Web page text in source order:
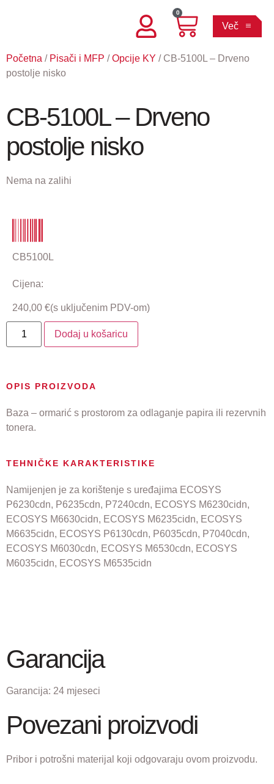
0
Več
Početna / Pisači i MFP /Opcije KY / CB-5100L – Drveno
postolje nisko
CB-5100L – Drveno
postolje nisko
Nema na zalihi
CB5100L
Cijena:
240,00 €(s uključenim PDV-om)
Dodaj u košaricu
OPIS PROIZVODA
Baza – ormarić s prostorom za odlaganje papira ili rezervnih
tonera.
TEHNIČKE KARAKTERISTIKE
Namijenjen je za korištenje s uređajima ECOSYS
P6230cdn, P6235cdn, P7240cdn, ECOSYS M6230cidn,
ECOSYS M6630cidn, ECOSYS M6235cidn, ECOSYS
M6635cidn, ECOSYS P6130cdn, P6035cdn, P7040cdn,
ECOSYS M6030cdn, ECOSYS M6530cdn, ECOSYS
M6035cidn, ECOSYS M6535cidn
Garancija
Garancija: 24 mjeseci
Povezani proizvodi
Pribor i potrošni materijal koji odgovaraju ovom proizvodu.